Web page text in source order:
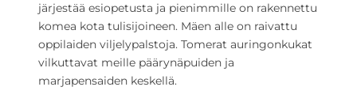
järjestää esiopetusta ja pienimmille on rakennettu
komea kota tulisijoineen. Mäen alle on raivattu
oppilaiden viljelypalstoja. Tomerat auringonkukat
vilkuttavat meille päärynäpuiden ja
marjapensaiden keskellä.